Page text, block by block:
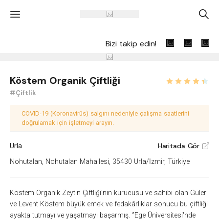
' A
Bizi takip edin!
Köstem Organik Çiftliği
#Çiftlik
COVID-19 (Koronavirüs) salgını nedeniyle çalışma saatlerini
doğrulamak için işletmeyi arayın.
Urla Haritada Gör V
Nohutalan, Nohutalan Mahallesi, 35430 Urla/İzmir, Türkiye
Köstem Organik Zeytin Çiftliği’nin kurucusu ve sahibi olan Güler
ve Levent Köstem büyük emek ve fedakârlıklar sonucu bu çiftliği
ayakta tutmayı ve yaşatmayı başarmış. ‘’Ege Üniversitesi'nde